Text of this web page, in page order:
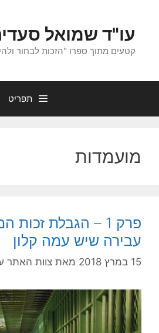
עו"ד שמואל
קטעים מתוך ספרו "הזכות לבחור
תפריט
מועמדות
פרק 1 – הגבלת
עבירה שיש עמה קלון
15 במרץ 2018 מאת צוות האתר